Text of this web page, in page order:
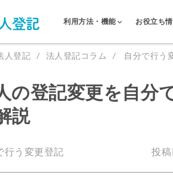
利用方法・機能 お役立ち
人登記 法人登記コラム 自分で行う
の登記変更を自分
説
行う変更登記 投